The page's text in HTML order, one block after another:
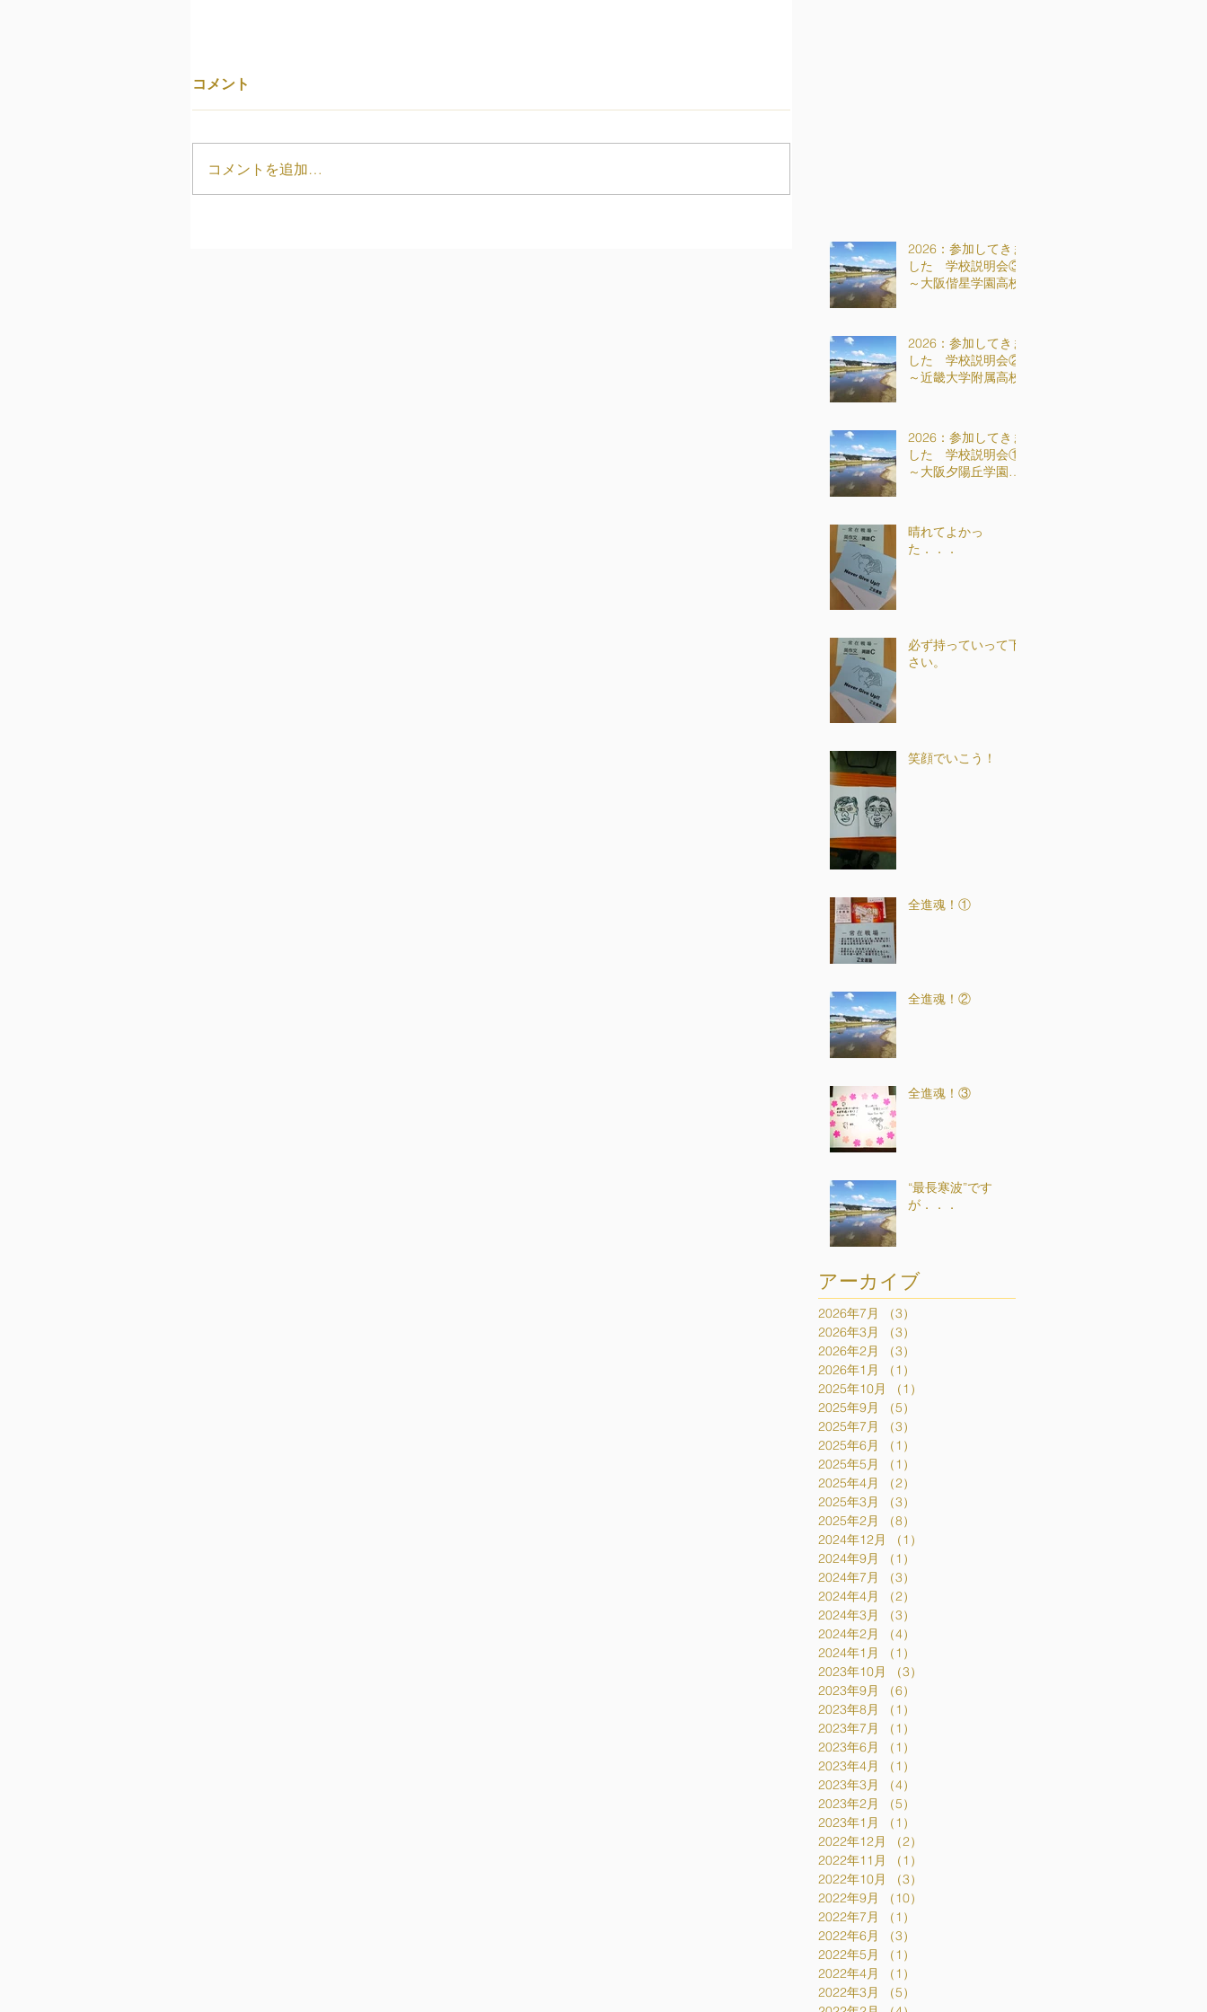
コメント
コメントを追加…
2026：参加してきま
した 学校説明会③
～大阪偕星学園高校
2026：参加してきま
した 学校説明会②
～近畿大学附属高校
2026：参加してきま
した 学校説明会①
～大阪夕陽丘学園高
晴れてよかっ
た．．．
必ず持っていって下
さい。
笑顔でいこう！
全進魂！①
全進魂！②
全進魂！③
“最長寒波”です
が．．．
アーカイブ
2026年7月 （3）
2026年3月
（3）
2026年2月
（3）
2026年1月
（1）
2025年10月
（1）
2025年9月
（5）
2025年7月
（3）
2025年6月
（1）
2025年5月
（1）
2025年4月
（2）
2025年3月
（3）
2025年2月
（8）
2024年12月
（1）
2024年9月
（1）
2024年7月
（3）
2024年4月
（2）
2024年3月
（3）
2024年2月
（4）
2024年1月
（1）
2023年10月
（3）
2023年9月
（6）
2023年8月
（1）
2023年7月
（1）
2023年6月
（1）
2023年4月
（1）
2023年3月
（4）
2023年2月
（5）
2023年1月
（1）
2022年12月
（2）
2022年11月
（1）
2022年10月
（3）
2022年9月
（10）
2022年7月
（1）
2022年6月
（3）
2022年5月
（1）
2022年4月
（1）
2022年3月
（5）